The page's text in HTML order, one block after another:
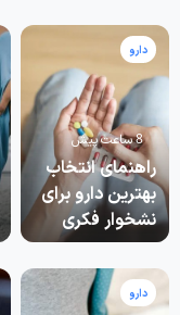
دارو
راهنمای انتخاب
بهترین دارو برای
نشخوار فکری
8 ساعت پیش
دارو